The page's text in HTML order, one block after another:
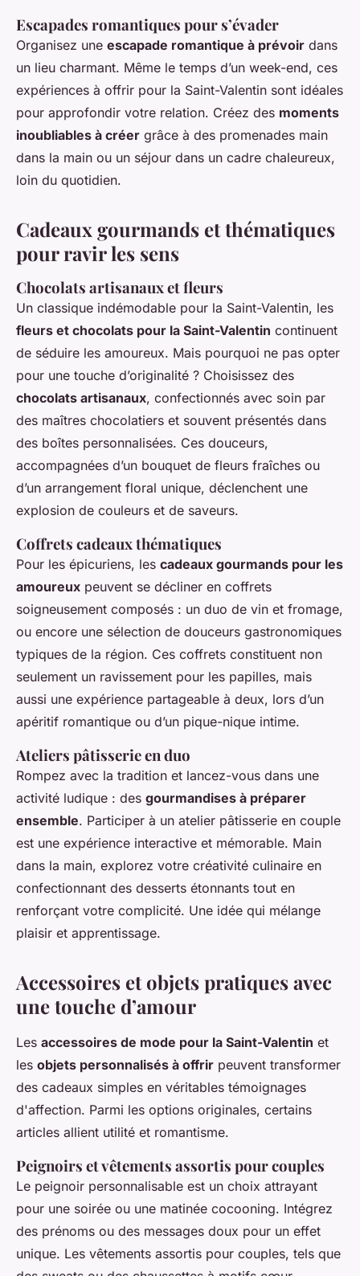
Escapades romantiques pour s’évader
Organisez une escapade romantique à prévoir dans
un lieu charmant. Même le temps d’un week-end, ces
expériences à offrir pour la Saint-Valentin sont idéales
pour approfondir votre relation. Créez des moments
inoubliables à créer grâce à des promenades main
dans la main ou un séjour dans un cadre chaleureux,
loin du quotidien.
Cadeaux gourmands et thématiques
pour ravir les sens
Chocolats artisanaux et fleurs
Un classique indémodable pour la Saint-Valentin, les
fleurs et chocolats pour la Saint-Valentin continuent
de séduire les amoureux. Mais pourquoi ne pas opter
pour une touche d’originalité ? Choisissez des
chocolats artisanaux, confectionnés avec soin par
des maîtres chocolatiers et souvent présentés dans
des boîtes personnalisées. Ces douceurs,
accompagnées d’un bouquet de fleurs fraîches ou
d’un arrangement floral unique, déclenchent une
explosion de couleurs et de saveurs.
Coffrets cadeaux thématiques
Pour les épicuriens, les cadeaux gourmands pour les
amoureux peuvent se décliner en coffrets
soigneusement composés : un duo de vin et fromage,
ou encore une sélection de douceurs gastronomiques
typiques de la région. Ces coffrets constituent non
seulement un ravissement pour les papilles, mais
aussi une expérience partageable à deux, lors d’un
apéritif romantique ou d’un pique-nique intime.
Ateliers pâtisserie en duo
Rompez avec la tradition et lancez-vous dans une
activité ludique : des gourmandises à préparer
ensemble. Participer à un atelier pâtisserie en couple
est une expérience interactive et mémorable. Main
dans la main, explorez votre créativité culinaire en
confectionnant des desserts étonnants tout en
renforçant votre complicité. Une idée qui mélange
plaisir et apprentissage.
Accessoires et objets pratiques avec
une touche d’amour
Les accessoires de mode pour la Saint-Valentin et
les objets personnalisés à offrir peuvent transformer
des cadeaux simples en véritables témoignages
d'affection. Parmi les options originales, certains
articles allient utilité et romantisme.
Peignoirs et vêtements assortis pour couples
Le peignoir personnalisable est un choix attrayant
pour une soirée ou une matinée cocooning. Intégrez
des prénoms ou des messages doux pour un effet
unique. Les vêtements assortis pour couples, tels que